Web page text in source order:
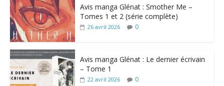
Avis manga Glénat : Smother Me –
Tomes 1 et 2 (série complète)
26 avril 2026 0
Avis manga Glénat : Le dernier écrivain
– Tome 1
22 avril 2026 0